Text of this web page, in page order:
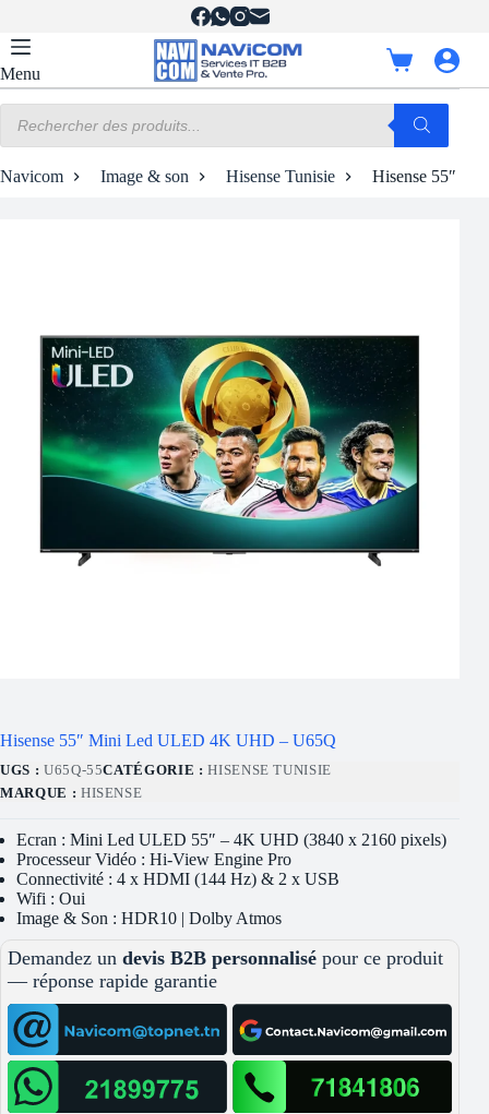
contenu
Menu
Panier
d’achat
produits
Navicom Image & son Hisense Tunisie Hisense 55″
Hisense 55″ Mini Led ULED 4K UHD – U65Q
UGS : U65Q-55CATÉGORIE :HISENSE TUNISIE
MARQUE : HISENSE
Ecran : Mini Led ULED 55″ – 4K UHD (3840 x 2160 pixels)
Processeur Vidéo : Hi-View Engine Pro
Connectivité : 4 x HDMI (144 Hz) & 2 x USB
Wifi : Oui
Image & Son : HDR10 | Dolby Atmos
Demandez un devis B2B personnalisé pour ce produit
— réponse rapide garantie